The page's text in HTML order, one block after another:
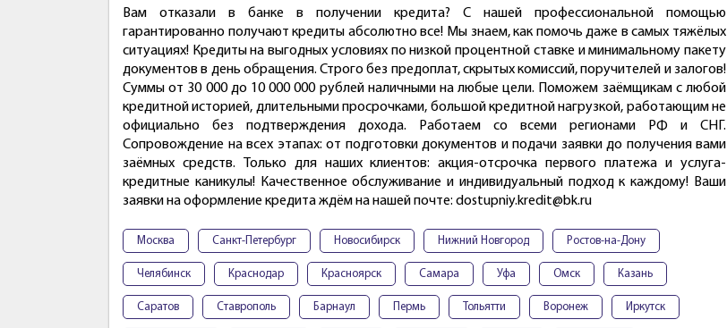
Вам отказали в банке в получении кредита? С нашей профессиональной помощью
гарантированно получают кредиты абсолютно все! Мы знаем, как помочь даже в самых тяжёлых
ситуациях! Кредиты на выгодных условиях по низкой процентной ставке и минимальному пакету
документов в день обращения. Строго без предоплат, скрытых комиссий, поручителей и залогов!
Суммы от 30 000 до 10 000 000 рублей наличными на любые цели. Поможем заёмщикам с любой
кредитной историей, длительными просрочками, большой кредитной нагрузкой, работающим не
официально без подтверждения дохода. Работаем со всеми регионами РФ и СНГ.
Сопровождение на всех этапах: от подготовки документов и подачи заявки до получения вами
заёмных средств. Только для наших клиентов: акция-отсрочка первого платежа и услуга-
кредитные каникулы! Качественное обслуживание и индивидуальный подход к каждому! Ваши
заявки на оформление кредита ждём на нашей почте: dostupniy.kredit@bk.ru
Москва Санкт-Петербург Новосибирск Нижний Новгород Ростов-на-Дону
Челябинск Краснодар Красноярск Самара Уфа Омск Казань
Саратов Ставрополь Барнаул Пермь Тольятти Воронеж Иркутск